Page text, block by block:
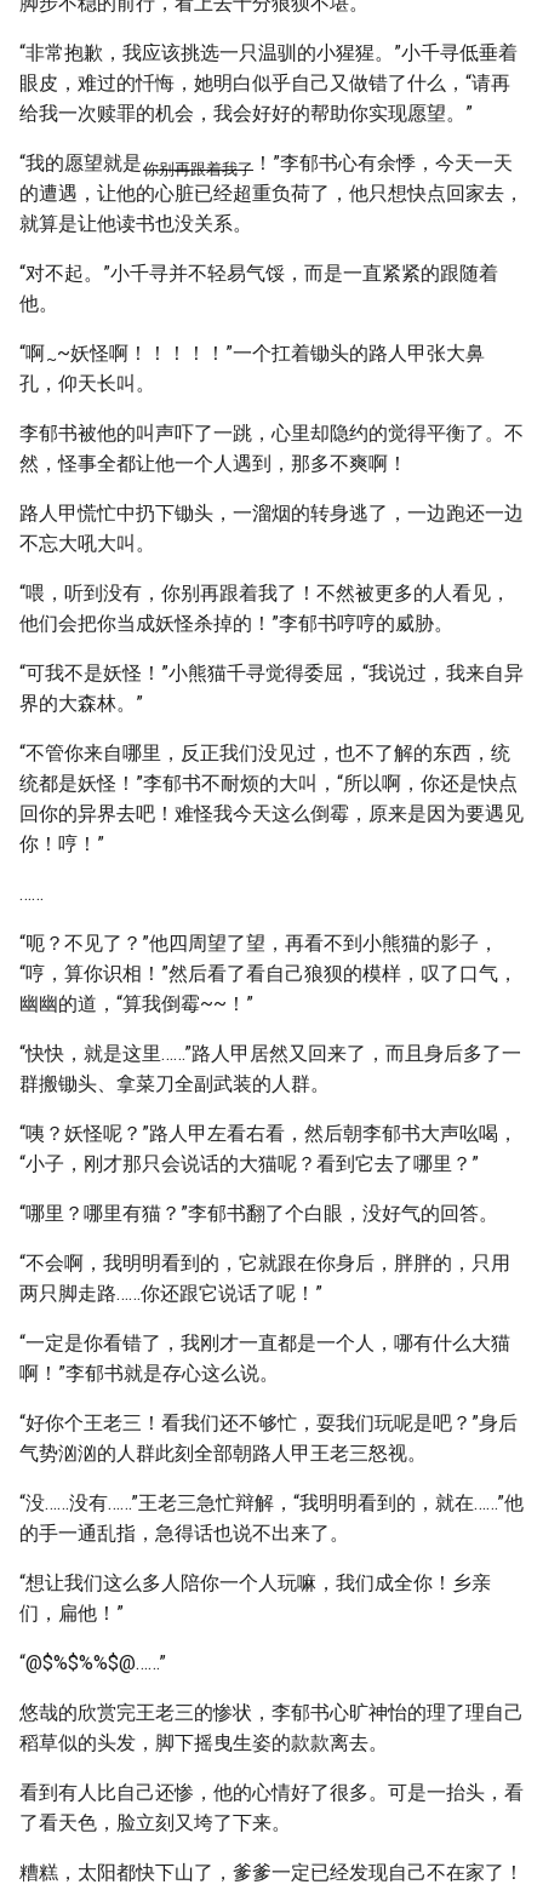
“非常抱歉，我应该挑选一只温驯的小猩猩。”小千寻低垂着
眼皮，难过的忏悔，她明白似乎自己又做错了什么，“请再
给我一次赎罪的机会，我会好好的帮助你实现愿望。”
“我的愿望就是你别再跟着我了 ！”李郁书心有余悸，今天一天
的遭遇，让他的心脏已经超重负荷了，他只想快点回家去，
就算是让他读书也没关系。
“对不起。”小千寻并不轻易气馁，而是一直紧紧的跟随着
他。
“啊~~妖怪啊！！！！！”一个扛着锄头的路人甲张大鼻
孔，仰天长叫。
李郁书被他的叫声吓了一跳，心里却隐约的觉得平衡了。不
然，怪事全都让他一个人遇到，那多不爽啊！
路人甲慌忙中扔下锄头，一溜烟的转身逃了，一边跑还一边
不忘大吼大叫。
“喂，听到没有，你别再跟着我了！不然被更多的人看见，
他们会把你当成妖怪杀掉的！”李郁书哼哼的威胁。
“可我不是妖怪！”小熊猫千寻觉得委屈，“我说过，我来自异
界的大森林。”
“不管你来自哪里，反正我们没见过，也不了解的东西，统
统都是妖怪！”李郁书不耐烦的大叫，“所以啊，你还是快点
回你的异界去吧！难怪我今天这么倒霉，原来是因为要遇见
你！哼！”
……
“呃？不见了？”他四周望了望，再看不到小熊猫的影子，
“哼，算你识相！”然后看了看自己狼狈的模样，叹了口气，
幽幽的道，“算我倒霉~~！”
“快快，就是这里……”路人甲居然又回来了，而且身后多了一
群搬锄头、拿菜刀全副武装的人群。
“咦？妖怪呢？”路人甲左看右看，然后朝李郁书大声吆喝，
“小子，刚才那只会说话的大猫呢？看到它去了哪里？”
“哪里？哪里有猫？”李郁书翻了个白眼，没好气的回答。
“不会啊，我明明看到的，它就跟在你身后，胖胖的，只用
两只脚走路……你还跟它说话了呢！”
“一定是你看错了，我刚才一直都是一个人，哪有什么大猫
啊！”李郁书就是存心这么说。
“好你个王老三！看我们还不够忙，耍我们玩呢是吧？”身后
气势汹汹的人群此刻全部朝路人甲王老三怒视。
“没……没有……”王老三急忙辩解，“我明明看到的，就在……”他
的手一通乱指，急得话也说不出来了。
“想让我们这么多人陪你一个人玩嘛，我们成全你！乡亲
们，扁他！”
“@$%$%%$@……”
悠哉的欣赏完王老三的惨状，李郁书心旷神怡的理了理自己
稻草似的头发，脚下摇曳生姿的款款离去。
看到有人比自己还惨，他的心情好了很多。可是一抬头，看
了看天色，脸立刻又垮了下来。
糟糕，太阳都快下山了，爹爹一定已经发现自己不在家了！